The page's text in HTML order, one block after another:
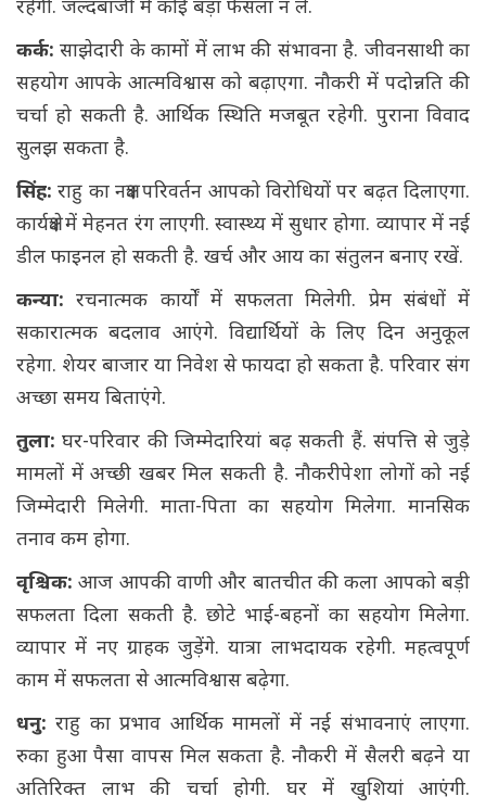
रहेगी. जल्दबाजी में कोई बड़ा फैसला न लें.
कर्क:साझेदारी के कामों में लाभ की संभावना है. जीवनसाथी का
सहयोग आपके आत्मविश्वास को बढ़ाएगा. नौकरी में पदोन्नति की
चर्चा हो सकती है. आर्थिक स्थिति मजबूत रहेगी. पुराना विवाद
सुलझ सकता है.
सिंह:राहु का नक्षत्र परिवर्तन आपको विरोधियों पर बढ़त दिलाएगा.
कार्यक्षेत्र में मेहनत रंग लाएगी. स्वास्थ्य में सुधार होगा. व्यापार में नई
डील फाइनल हो सकती है. खर्च और आय का संतुलन बनाए रखें.
कन्या:रचनात्मक कार्यों में सफलता मिलेगी. प्रेम संबंधों में
सकारात्मक बदलाव आएंगे. विद्यार्थियों के लिए दिन अनुकूल
रहेगा. शेयर बाजार या निवेश से फायदा हो सकता है. परिवार संग
अच्छा समय बिताएंगे.
तुला:घर-परिवार की जिम्मेदारियां बढ़ सकती हैं. संपत्ति से जुड़े
मामलों में अच्छी खबर मिल सकती है. नौकरीपेशा लोगों को नई
जिम्मेदारी मिलेगी. माता-पिता का सहयोग मिलेगा. मानसिक
तनाव कम होगा.
वृश्चिक:आज आपकी वाणी और बातचीत की कला आपको बड़ी
सफलता दिला सकती है. छोटे भाई-बहनों का सहयोग मिलेगा.
व्यापार में नए ग्राहक जुड़ेंगे. यात्रा लाभदायक रहेगी. महत्वपूर्ण
काम में सफलता से आत्मविश्वास बढ़ेगा.
धनु:राहु का प्रभाव आर्थिक मामलों में नई संभावनाएं लाएगा.
रुका हुआ पैसा वापस मिल सकता है. नौकरी में सैलरी बढ़ने या
अतिरिक्त लाभ की चर्चा होगी. घर में खुशियां आएंगी.